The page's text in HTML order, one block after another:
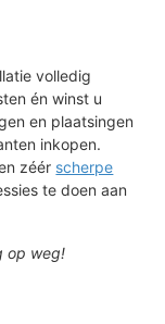
volledig
én winst u
en plaatsingen
inkopen.
zéér scherpe
te doen aan
op weg!